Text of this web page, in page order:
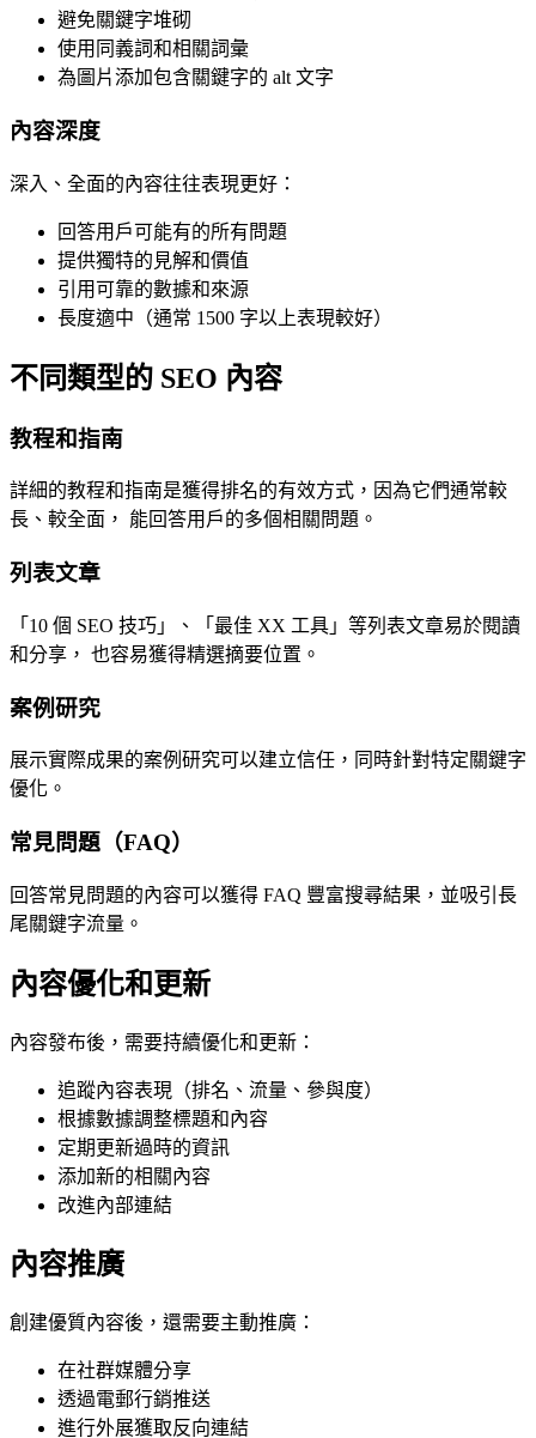
避免關鍵字堆砌
使用同義詞和相關詞彙
為圖片添加包含關鍵字的 alt 文字
內容深度
深入、全面的內容往往表現更好：
回答用戶可能有的所有問題
提供獨特的見解和價值
引用可靠的數據和來源
長度適中（通常 1500 字以上表現較好）
不同類型的 SEO 內容
教程和指南
詳細的教程和指南是獲得排名的有效方式，因為它們通常較
長、較全面， 能回答用戶的多個相關問題。
列表文章
「10 個 SEO 技巧」、「最佳 XX 工具」等列表文章易於閱讀
和分享， 也容易獲得精選摘要位置。
案例研究
展示實際成果的案例研究可以建立信任，同時針對特定關鍵字
優化。
常見問題（FAQ）
回答常見問題的內容可以獲得 FAQ 豐富搜尋結果，並吸引長
尾關鍵字流量。
內容優化和更新
內容發布後，需要持續優化和更新：
追蹤內容表現（排名、流量、參與度）
根據數據調整標題和內容
定期更新過時的資訊
添加新的相關內容
改進內部連結
內容推廣
創建優質內容後，還需要主動推廣：
在社群媒體分享
透過電郵行銷推送
進行外展獲取反向連結